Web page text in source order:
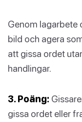
Genom lagarbete
bild och agera
att gissa ordet
handlingar.
3. Poäng:
gissa ordet eller